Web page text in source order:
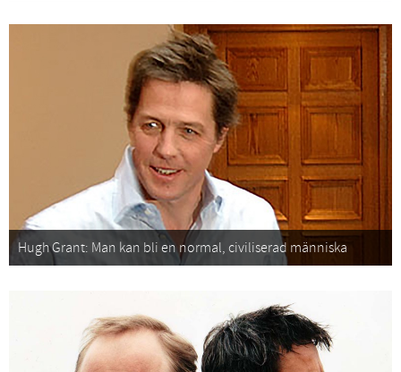
Hugh Grant: Man kan bli en normal, civiliserad människa